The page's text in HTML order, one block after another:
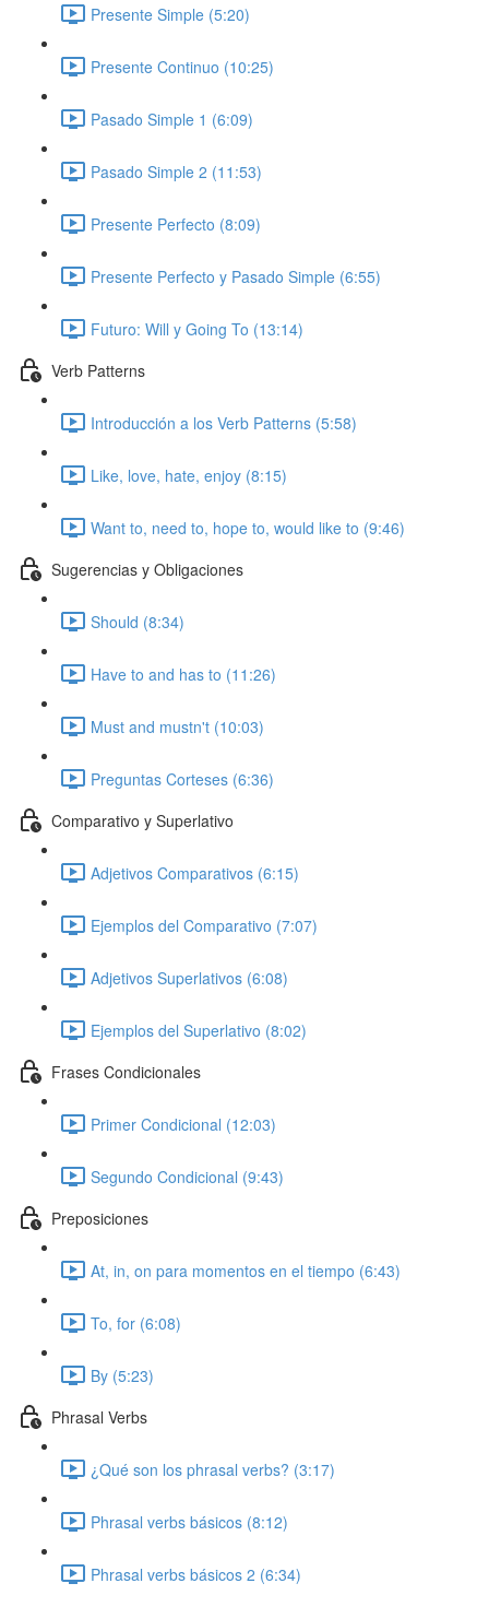
Presente Simple (5:20)
Presente Continuo (10:25)
Pasado Simple 1 (6:09)
Pasado Simple 2 (11:53)
Presente Perfecto (8:09)
Presente Perfecto y Pasado Simple (6:55)
Futuro: Will y Going To (13:14)
Verb Patterns
Introducción a los Verb Patterns (5:58)
Like, love, hate, enjoy (8:15)
Want to, need to, hope to, would like to (9:46)
Sugerencias y Obligaciones
Should (8:34)
Have to and has to (11:26)
Must and mustn't (10:03)
Preguntas Corteses (6:36)
Comparativo y Superlativo
Adjetivos Comparativos (6:15)
Ejemplos del Comparativo (7:07)
Adjetivos Superlativos (6:08)
Ejemplos del Superlativo (8:02)
Frases Condicionales
Primer Condicional (12:03)
Segundo Condicional (9:43)
Preposiciones
At, in, on para momentos en el tiempo (6:43)
To, for (6:08)
By (5:23)
Phrasal Verbs
¿Qué son los phrasal verbs? (3:17)
Phrasal verbs básicos (8:12)
Phrasal verbs básicos 2 (6:34)